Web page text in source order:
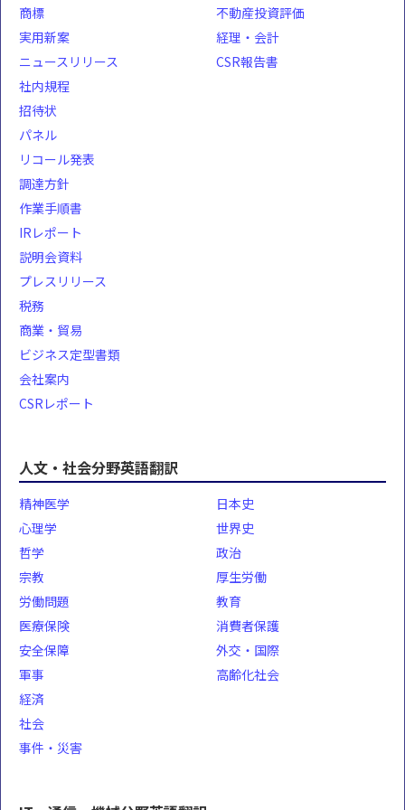
商標
実用新案
ニュースリリース
不動産投資評価
経理・会計
CSR報告書
社内規程
招待状
パネル
リコール発表
調達方針
作業手順書
IRレポート
説明会資料
プレスリリース
税務
商業・貿易
ビジネス定型書類
会社案内
CSRレポート
人文・社会分野英語翻訳
精神医学
心理学
哲学
宗教
日本史
世界史
政治
厚生労働
労働問題
医療保険
安全保障
軍事
教育
消費者保護
外交・国際
高齢化社会
経済
社会
事件・災害